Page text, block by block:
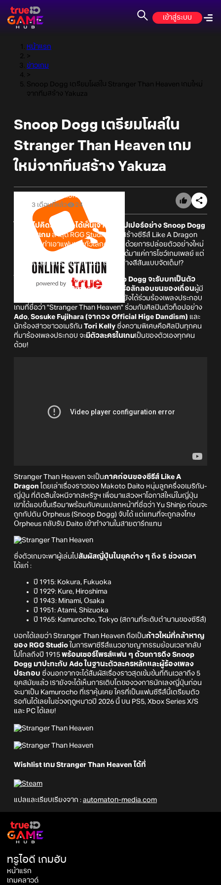
เข้าสู่ระบบ
หน้าแรก
>
ข่าวเกม
>
Snoop Dogg เตรียมโผล่ใน Stranger Than Heaven เกมใหม่
จากทีมสร้าง Yakuza
Snoop Dogg เตรียมโผล่ใน
Stranger Than Heaven เกม
ใหม่จากทีมสร้าง Yakuza
Online Station
3 เดือนที่แล้ว
24
ใครจะไปคิดว่าเราจะได้เห็นเจ้าพ่อแรปเปอร์อย่าง Snoop Dogg
มาอยู่ในเกม ล่าสุด RGG Studio ทีมผู้สร้างซีรีส์ Like A Dragon
(Yakuza) ทำเอาแฟนเกมทั่วโลกตาค้าง ด้วยการปล่อยตัวอย่างใหม่
ของเกม Stranger Than Heaven ที่ไม่ได้มาแค่การโชว์เกมเพลย์ แต่
ยังเปิดตัวศิลปินระดับโลกที่จะมาร่วมสร้างสีสันแบบจัดเต็ม!?
ไม่ใช่แค่มาแจมเล็ก ๆ น้อย ๆ แต่
Snoop Dogg จะรับบทเป็นตัว
ละครสำคัญชื่อว่า Orpheus กัปตันเรือลักลอบขนของเถื่อนผู้มี
บทบาทต่อเนื้อเรื่องหลัก นอกจากนี้เขายังได้ร่วมร้องเพลงประกอบ
เกมที่ชื่อว่า "Stranger Than Heaven" ร่วมกับศิลปินตัวท็อปอย่าง
Ado, Sosuke Fujihara (จากวง Official Hige Dandism) และ
นักร้องสาวชาวอเมริกัน Tori Kelly ซึ่งความพิเศษคือศิลปินทุกคน
ที่มาร้องเพลงประกอบ จะมีตัวละครในเกมเป็นของตัวเองทุกคน
ด้วย!
Stranger Than Heaven จะเป็นภาคก่อนของซีรีส์ Like A
Dragon โดยเล่าเรื่องราวของ Makoto Daito หนุ่มลูกครึ่งอเมริกัน-
ญี่ปุ่น ที่ตัดสินใจหนีจากสหรัฐฯ เพื่อมาแสวงหาโอกาสใหม่ในญี่ปุ่น
เขาได้แอบขึ้นเรือมาพร้อมกับคนแปลกหน้าที่ชื่อว่า Yu Shinjo ก่อนจะ
ถูกกัปตัน Orpheus (Snoop Dogg) จับได้ แต่แทนที่จะถูกลงโทษ
Orpheus กลับรับ Daito เข้าทำงานในสายดาร์กแทน
ซึ่งตัวเกมจะพาผู้เล่นไปสัมผัสญี่ปุ่นในยุคต่าง ๆ ถึง 5 ช่วงเวลา
ได้แก่ :
ปี 1915: Kokura, Fukuoka
ปี 1929: Kure, Hiroshima
ปี 1943: Minami, Osaka
ปี 1951: Atami, Shizuoka
ปี 1965: Kamurocho, Tokyo (สถานที่ระดับตำนานของซีรีส์)
บอกได้เลยว่า Stranger Than Heaven ถือเป็นก้าวใหม่ที่กล้าหาญ
ของ RGG Studio ในการพาซีรีส์แนวอาชญากรรมย้อนเวลากลับ
ไปไกลถึงปี 1915 พร้อมเซอร์ไพรส์แฟน ๆ ด้วยการดึง Snoop
Dogg มาปะทะกับ Ado ในฐานะตัวละครหลักและผู้ร้องเพลง
ประกอบ ซึ่งนอกจากจะได้สัมผัสเรื่องราวสุดเข้มข้นที่กินเวลาถึง 5
ยุคสมัยแล้ว เรายังจะได้เห็นการเติบโตของวงการนักเลงญี่ปุ่นก่อน
จะมาเป็น Kamurocho ที่เราคุ้นเคย ใครที่เป็นแฟนซีรีส์นี้เตรียมตัว
รอกันได้เลยในช่วงฤดูหนาวปี 2026 นี้ บน PS5, Xbox Series X/S
และ PC ได้เลย!
Wishlist เกม Stranger Than Heaven ได้ที่
แปลและเรียบเรียงจาก : automaton-media.com
ทรูไอดี เกมฮับ
หน้าแรก
เกมคลาวด์